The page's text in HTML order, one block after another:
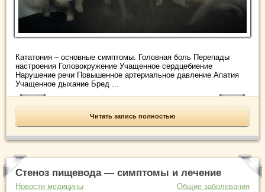
Кататония – основные симптомы: Головная боль Перепады
настроения Головокружение Учащенное сердцебиение
Нарушение речи Повышенное артериальное давление Апатия
Учащенное дыхание Бред ...
Читать запись полностью
Стеноз пищевода — симптомы и лечение
Новости медицины Общие заболевания